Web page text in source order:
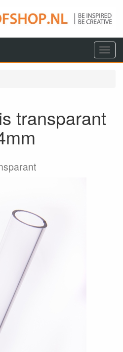
Menu
transparant